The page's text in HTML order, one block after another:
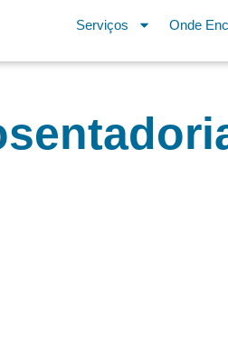
Serviços Onde